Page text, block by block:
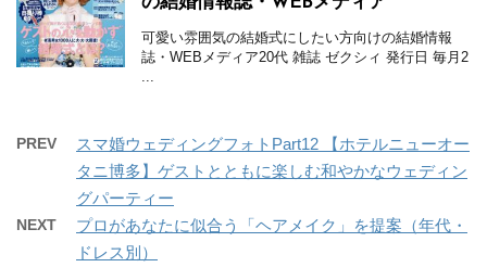
可愛い雰囲気の結婚式にしたい方向けの結婚情報
誌・WEBメディア20代 雑誌 ゼクシィ 発行日 毎月2
...
PREV
スマ婚ウェディングフォトPart12 【ホテルニューオー
タニ博多】ゲストとともに楽しむ和やかなウェディン
グパーティー
NEXT
プロがあなたに似合う「ヘアメイク」を提案（年代・
ドレス別）